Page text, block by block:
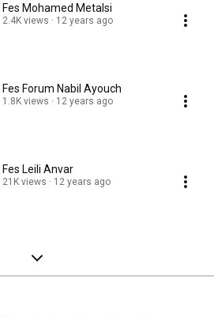
Fes Mohamed Metalsi
2.4K views 12 years ago
Fes Forum Nabil Ayouch
1.8K views 12 years ago
Fes Leili Anvar
21K views 12 years ago